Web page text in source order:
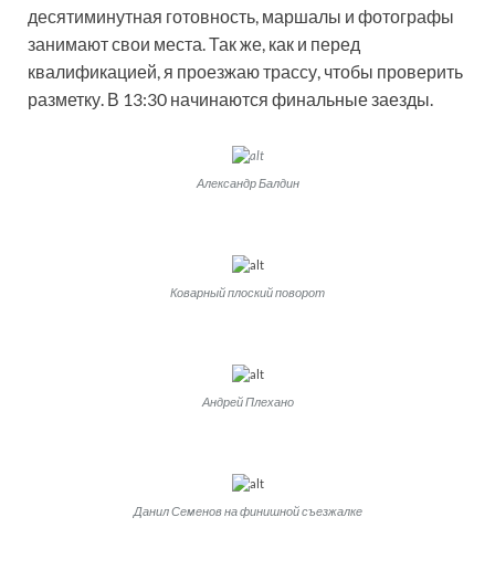
десятиминутная готовность, маршалы и фотографы
занимают свои места. Так же, как и перед
квалификацией, я проезжаю трассу, чтобы проверить
разметку. В 13:30 начинаются финальные заезды.
Александр Балдин
Коварный плоский поворот
Андрей Плехано
Данил Семенов на финишной съезжалке